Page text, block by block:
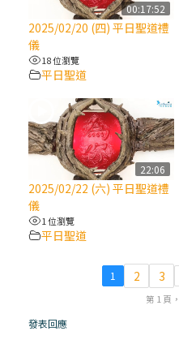
(8)黃敏正主
降生成人與
(7)黃敏正主
降生人間，
(6)黃敏正主
槽」═「謙卑」
(5)黃敏正主
傳」：講耶
(4)黃敏正主
「想看」耶
00:17:52
2025/02/20 (四) 平日聖道禮
儀
18 位瀏覽
平日聖道
22:06
2025/02/22 (六) 平日聖道禮
儀
1 位瀏覽
平日聖道
1 2 3
第 1 頁
發表回應